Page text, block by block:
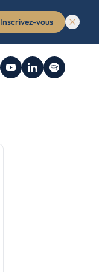
Inscrivez-vous